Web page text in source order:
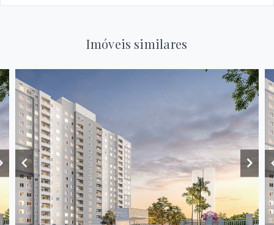
Imóveis similares